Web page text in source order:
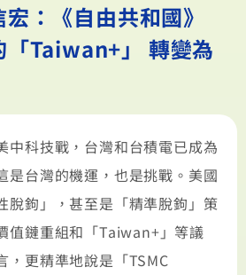
：《自由共和國》
「Taiwan+」 轉變為
科技戰，台灣和台積電已成為
是台灣的機運，也是挑戰。美國
脫鉤」，甚至是「精準脫鉤」策
值鏈重組和「Taiwan+」等議
，更精準地說是「TSMC